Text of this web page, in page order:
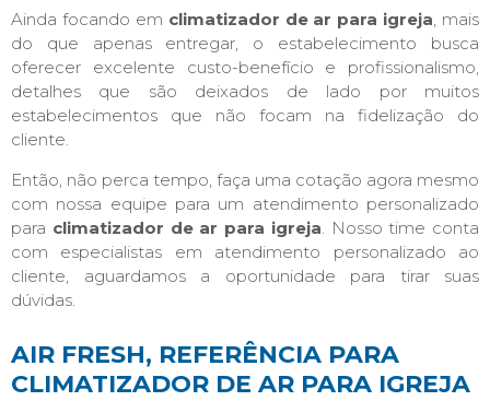
Ainda focando em climatizador de ar para igreja, mais
do que apenas entregar, o estabelecimento busca
oferecer excelente custo-benefício e profissionalismo,
detalhes que são deixados de lado por muitos
estabelecimentos que não focam na fidelização do
cliente.
Então, não perca tempo, faça uma cotação agora mesmo
com nossa equipe para um atendimento personalizado
para climatizador de ar para igreja. Nosso time conta
com especialistas em atendimento personalizado ao
cliente, aguardamos a oportunidade para tirar suas
dúvidas.
AIR FRESH, REFERÊNCIA PARA
CLIMATIZADOR DE AR PARA IGREJA